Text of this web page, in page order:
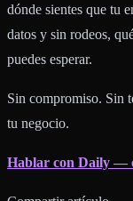
dónde sientes que tu
datos y sin rodeos,
puedes esperar.
Sin compromiso. Sin
tu negocio.
Hablar con Daily —